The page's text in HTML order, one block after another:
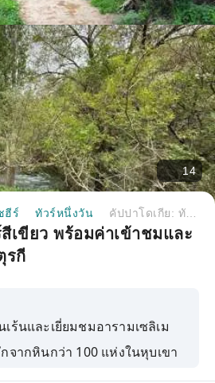
14
ฮีร์ ทัวร์หนึ่งวัน
เขียว พร้อมค่าเข้าชมและ
รกี
ร้นและเยี่ยมชมอารามเซลิเม
ากหินกว่า 100 แห่งในหุบเขา